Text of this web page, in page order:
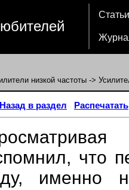
Статьи
низкой частоты ->
в раздел Распечатать
что
именно